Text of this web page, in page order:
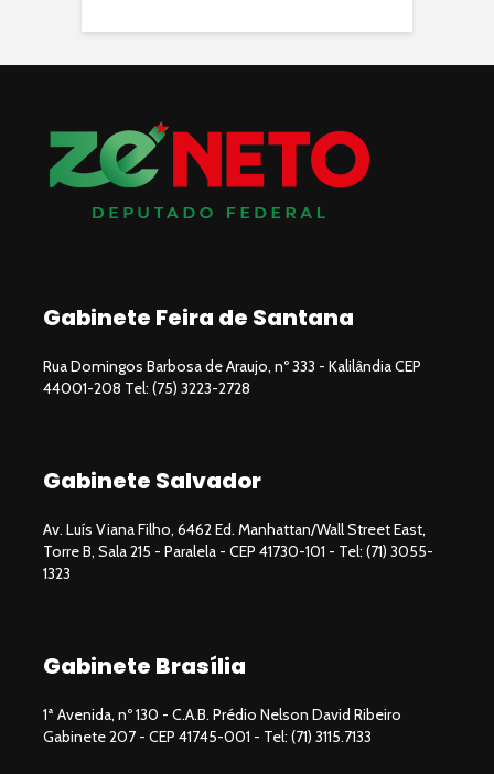
Gabinete Feira de Santana
Rua Domingos Barbosa de Araujo, nº 333 - Kalilândia CEP
44001-208 Tel: (75) 3223-2728
Gabinete Salvador
Av. Luís Viana Filho, 6462 Ed. Manhattan/Wall Street East,
Torre B, Sala 215 - Paralela - CEP 41730-101 - Tel: (71) 3055-
1323
Gabinete Brasília
1ª Avenida, nº 130 - C.A.B. Prédio Nelson David Ribeiro
Gabinete 207 - CEP 41745-001 - Tel: (71) 3115.7133